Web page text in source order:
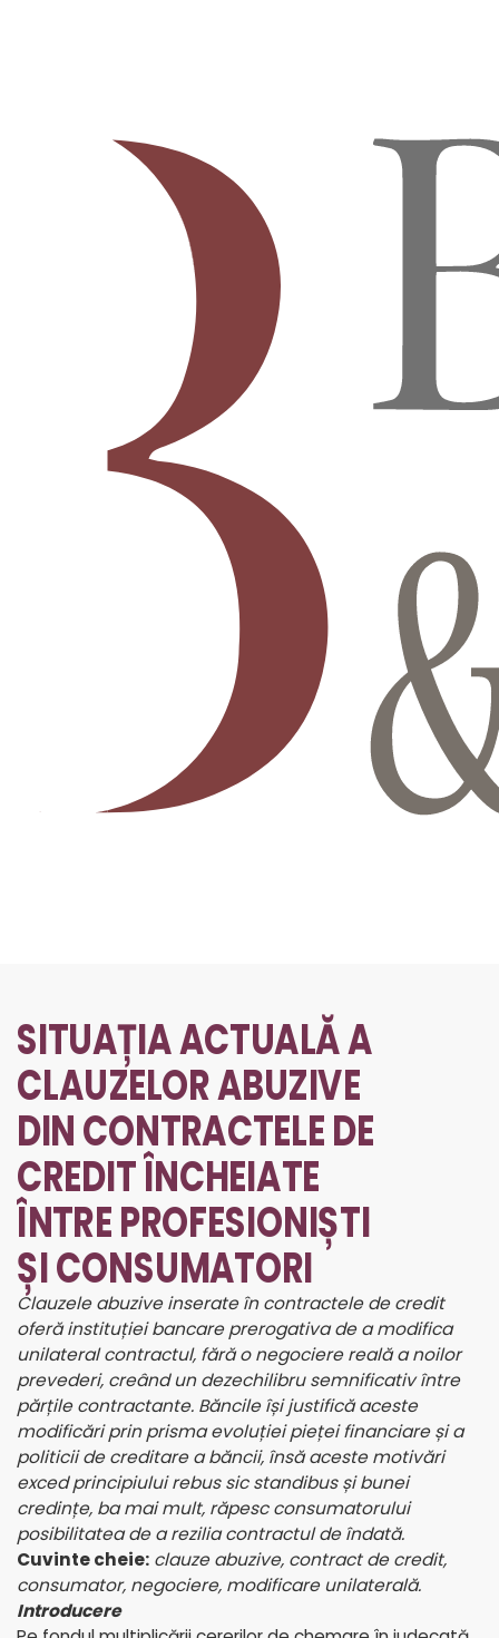
SITUAȚIA ACTUALĂ A
CLAUZELOR ABUZIVE
DIN CONTRACTELE DE
CREDIT ÎNCHEIATE
ÎNTRE PROFESIONIȘTI
ȘI CONSUMATORI
Clauzele abuzive inserate în contractele de credit
oferă instituției bancare prerogativa de a modifica
unilateral contractul, fără o negociere reală a noilor
prevederi, creând un dezechilibru semnificativ între
părțile contractante. Băncile își justifică aceste
modificări prin prisma evoluției pieței financiare și a
politicii de creditare a băncii, însă aceste motivări
exced principiului rebus sic standibus și bunei
credințe, ba mai mult, răpesc consumatorului
posibilitatea de a rezilia contractul de îndată.
Cuvinte cheie: clauze abuzive, contract de credit,
consumator, negociere, modificare unilaterală.
Introducere